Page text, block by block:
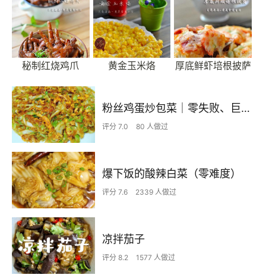
秘制红烧鸡爪 黄金玉米烙 厚底鲜虾培根披萨
粉丝鸡蛋炒包菜｜零失败、巨下饭
评分 7.0 80 人做过
爆下饭的酸辣白菜（零难度）
评分 7.6 2339 人做过
凉拌茄子
评分 8.2 1577 人做过